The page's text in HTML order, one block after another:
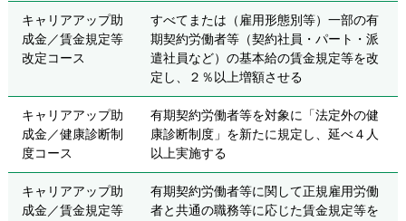
キャリアアップ助
成金／賃金規定等
改定コース
すべてまたは（雇用形態別等）一部の有
期契約労働者等（契約社員・パート・派
遣社員など）の基本給の賃金規定等を改
定し、２％以上増額させる
キャリアアップ助
成金／健康診断制
度コース
有期契約労働者等を対象に「法定外の健
康診断制度」を新たに規定し、延べ４人
以上実施する
キャリアアップ助
成金／賃金規定等
有期契約労働者等に関して正規雇用労働
者と共通の職務等に応じた賃金規定等を